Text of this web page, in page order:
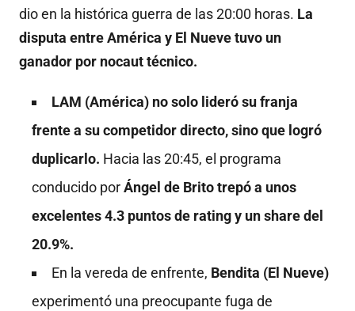
dio en la histórica guerra de las 20:00 horas. La
disputa entre América y El Nueve tuvo un
ganador por nocaut técnico.
LAM (América) no solo lideró su franja
frente a su competidor directo, sino que logró
duplicarlo. Hacia las 20:45, el programa
conducido porÁngel de Brito trepó a unos
excelentes 4.3 puntos de rating y un share del
20.9%.
En la vereda de enfrente, Bendita (El Nueve)
experimentó una preocupante fuga de